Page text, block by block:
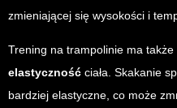
zmieniającej się wysokości i
Trening na trampolinie ma także
elastyczność ciała. Skakanie
bardziej elastyczne, co może